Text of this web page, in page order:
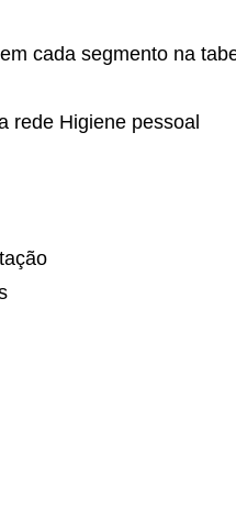
cada segmento na
rede Higiene pessoal